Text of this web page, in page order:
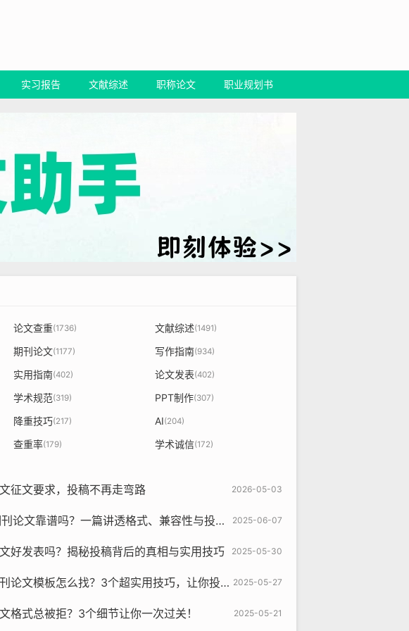
实习报告 文献综述 职称论文 职业规划书
论文查重(1736) 文献综述(1491)
期刊论文(1177) 写作指南(934)
实用指南(402) 论文发表(402)
学术规范(319) PPT制作(307)
降重技巧(217) AI(204)
查重率(179) 学术诚信(172)
2026-05-03
征文要求，投稿不再走弯路
2025-06-07
文靠谱吗？一篇讲透格式、兼容性与投稿技巧的实用指南
2025-05-30
好发表吗？揭秘投稿背后的真相与实用技巧
2025-05-27
文模板怎么找？3个超实用技巧，让你投稿一次过！
2025-05-21
格式总被拒？3个细节让你一次过关！